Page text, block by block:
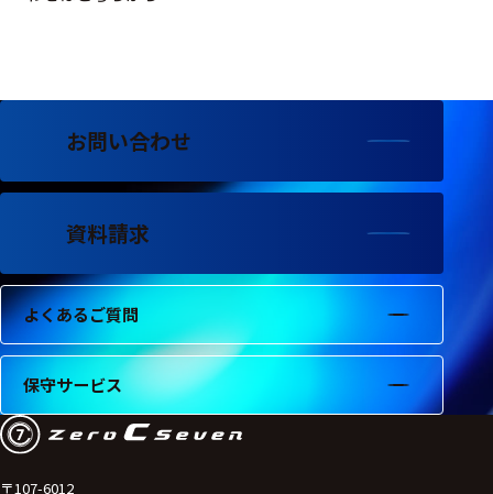
お問い合わせ
資料請求
よくあるご質問
保守サービス
〒107-6012